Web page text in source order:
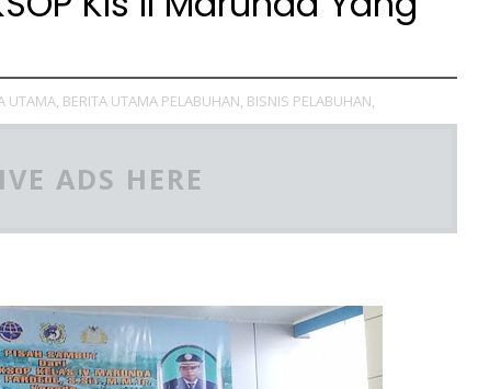
UTAMA, BERITA UTAMA PELABUHAN, BISNIS PELABUHAN,
ADS HERE